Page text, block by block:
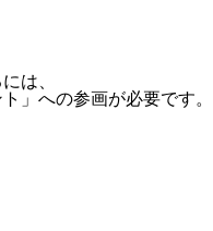
は、
」への参画が必要です。